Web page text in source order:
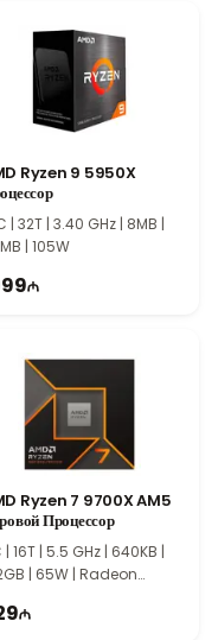
памяти и
12600K отличным
сочетает
и совместимость с
Ryzen 9 5950X
| 32T | 3.40 GHz | 8MB |
| 105W
Ryzen 7 9700X AM5
Процессор
| 16T | 5.5 GHz | 640KB |
| 65W | Radeon